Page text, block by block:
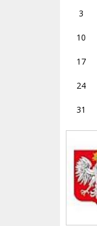
3
10
17
24
31
Ministerstwo